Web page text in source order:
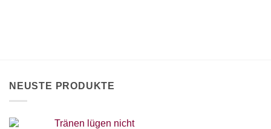
NEUSTE PRODUKTE
Tränen lügen nicht